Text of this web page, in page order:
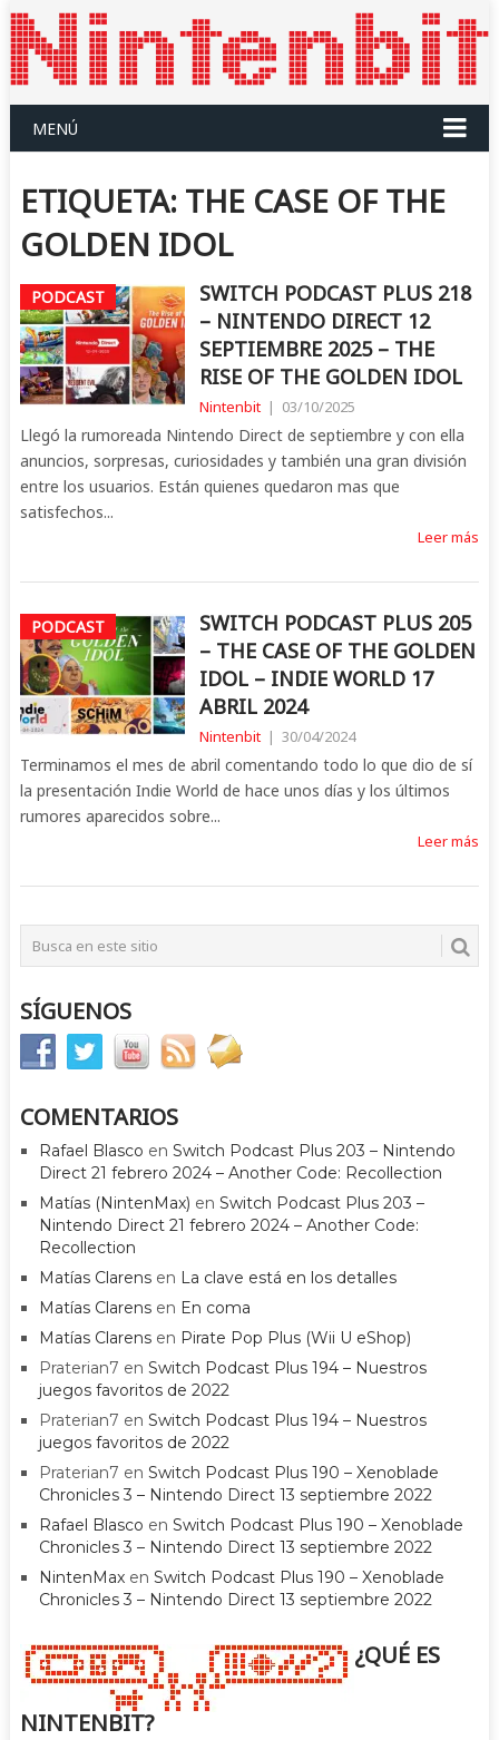
MENÚ
ETIQUETA: THE CASE OF THE
GOLDEN IDOL
PODCAST
SWITCH PODCAST PLUS 218
– NINTENDO DIRECT 12
SEPTIEMBRE 2025 – THE
RISE OF THE GOLDEN IDOL
Nintenbit | 03/10/2025
Llegó la rumoreada Nintendo Direct de septiembre y con ella
anuncios, sorpresas, curiosidades y también una gran división
entre los usuarios. Están quienes quedaron mas que
satisfechos...
Leer más
PODCAST
SWITCH PODCAST PLUS 205
– THE CASE OF THE GOLDEN
IDOL – INDIE WORLD 17
ABRIL 2024
Nintenbit | 30/04/2024
Terminamos el mes de abril comentando todo lo que dio de sí
la presentación Indie World de hace unos días y los últimos
rumores aparecidos sobre...
Leer más
SÍGUENOS
COMENTARIOS
Rafael Blasco en Switch Podcast Plus 203 – Nintendo
Direct 21 febrero 2024 – Another Code: Recollection
Matías (NintenMax) en Switch Podcast Plus 203 –
Nintendo Direct 21 febrero 2024 – Another Code:
Recollection
Matías Clarensen La clave está en los detalles
Matías Clarensen En coma
Matías Clarensen Pirate Pop Plus (Wii U eShop)
Praterian7 en Switch Podcast Plus 194 – Nuestros
juegos favoritos de 2022
Praterian7 en Switch Podcast Plus 194 – Nuestros
juegos favoritos de 2022
Praterian7 en Switch Podcast Plus 190 – Xenoblade
Chronicles 3 – Nintendo Direct 13 septiembre 2022
Rafael Blasco en Switch Podcast Plus 190 – Xenoblade
Chronicles 3 – Nintendo Direct 13 septiembre 2022
NintenMaxen Switch Podcast Plus 190 – Xenoblade
Chronicles 3 – Nintendo Direct 13 septiembre 2022
¿QUÉ ES
NINTENBIT?